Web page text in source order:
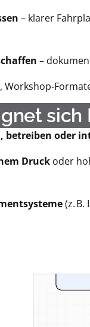
– klarer
–
sich
betreiben oder
Druck oder
(z. B.